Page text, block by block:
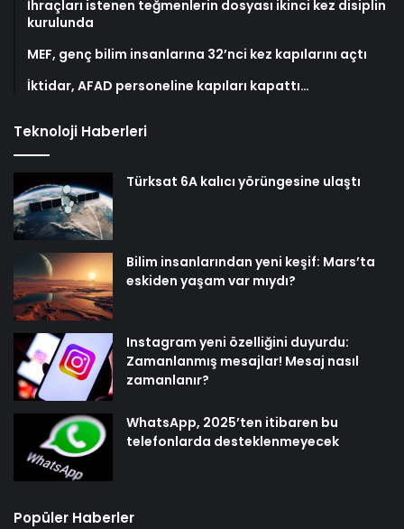
İhraçları istenen teğmenlerin dosyası ikinci kez disiplin
kurulunda
MEF, genç bilim insanlarına 32’nci kez kapılarını açtı
İktidar, AFAD personeline kapıları kapattı…
Teknoloji Haberleri
Türksat 6A kalıcı yörüngesine ulaştı
Bilim insanlarından yeni keşif: Mars’ta
eskiden yaşam var mıydı?
Instagram yeni özelliğini duyurdu:
Zamanlanmış mesajlar! Mesaj nasıl
zamanlanır?
WhatsApp, 2025’ten itibaren bu
telefonlarda desteklenmeyecek
Popüler Haberler